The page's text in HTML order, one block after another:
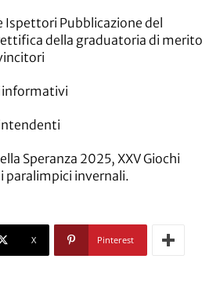
Ispettori Pubblicazione del
della graduatoria di merito
informativi
Speranza 2025, XXV Giochi
paralimpici invernali.
X Pinterest